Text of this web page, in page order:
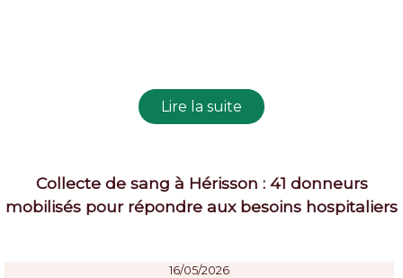
Collecte de sang à Hérisson : 41 donneurs
mobilisés pour répondre aux besoins hospitaliers
16/05/2026